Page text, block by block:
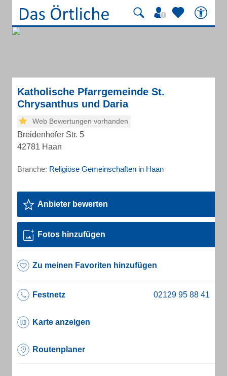
Katholische Pfarrgemeinde St.
Chrysanthus und Daria
Web Bewertungen vorhanden
Breidenhofer Str. 5
42781 Haan
Branche: Religiöse Gemeinschaften in Haan
Anbieter bewerten
Fotos hinzufügen
Zu meinen Favoriten hinzufügen
Festnetz
Karte anzeigen
Routenplaner